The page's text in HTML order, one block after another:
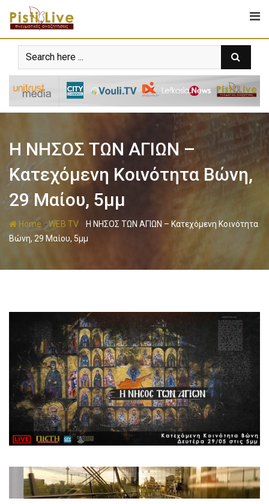
Η ΝΗΣΟΣ ΤΩΝ ΑΓΙΩΝ –
Kατεχόμενη Κοινότητα Βώνη,
29 Μαίου, 5μμ
Home -WEB TV -Η ΝΗΣΟΣ ΤΩΝ ΑΓΙΩΝ – Kατεχόμενη Κοινότητα
Βώνη, 29 Μαίου, 5μμ